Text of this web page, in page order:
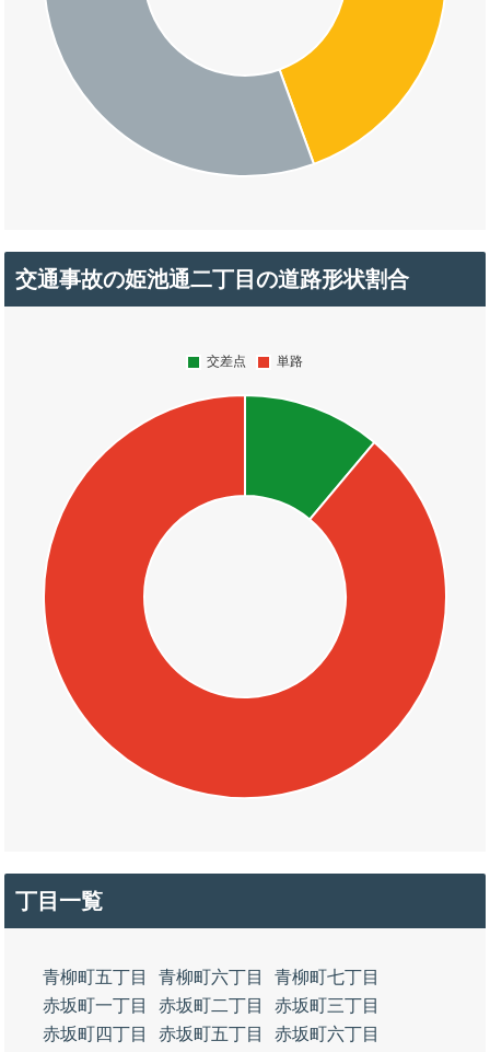
交通事故の姫池通二丁目の道路形状割合
丁目一覧
青柳町五丁目 青柳町六丁目
青柳町七丁目
赤坂町一丁目
赤坂町二丁目
赤坂町三丁目
赤坂町四丁目
赤坂町五丁目
赤坂町六丁目